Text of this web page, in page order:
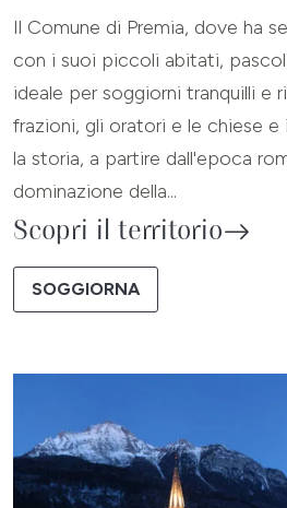
Il Comune di Premia, dove ha
con i suoi piccoli abitati,
ideale per soggiorni tranquilli e
frazioni, gli oratori e le chiese
la storia, a partire dall'epoca
dominazione della...
Scopri il territorio
SOGGIORNA